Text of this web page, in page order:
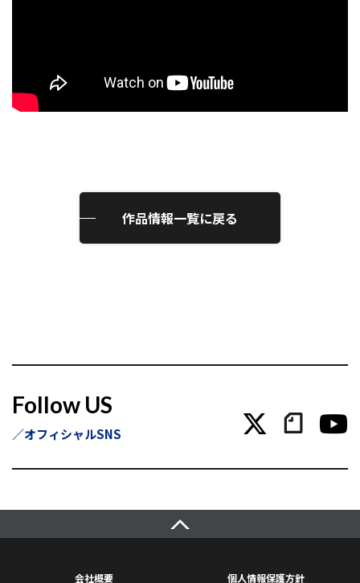
作品情報一覧に戻る
Follow US
オフィシャルSNS
会社概要 個人情報保護方針